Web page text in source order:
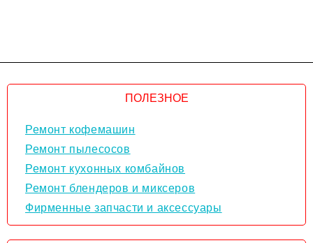
ПОЛЕЗНОЕ
Ремонт кофемашин
Ремонт пылесосов
Ремонт кухонных комбайнов
Ремонт блендеров и миксеров
Фирменные запчасти и аксессуары